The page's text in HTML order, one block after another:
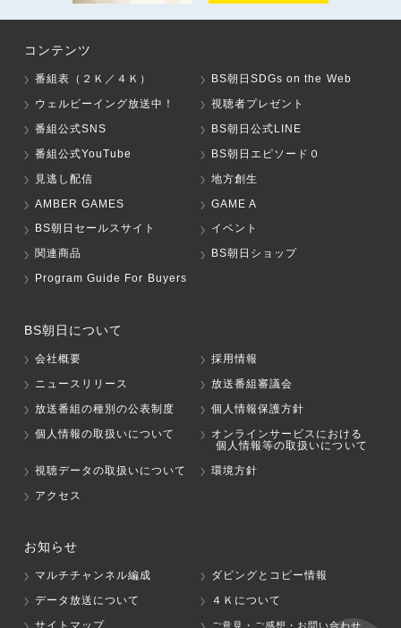
コンテンツ
番組表（２Ｋ／４Ｋ）
BS朝日SDGs on the Web
ウェルビーイング放送中！
視聴者プレゼント
番組公式SNS
BS朝日公式LINE
番組公式YouTube
BS朝日エピソード０
見逃し配信
地方創生
AMBER GAMES
GAME A
BS朝日セールスサイト
イベント
関連商品
BS朝日ショップ
Program Guide For Buyers
BS朝日について
会社概要
採用情報
ニュースリリース
放送番組審議会
放送番組の種別の公表制度
個人情報保護方針
個人情報の取扱いについて
オンラインサービスにおける
個人情報等の取扱いについて
視聴データの取扱いについて
環境方針
アクセス
お知らせ
マルチチャンネル編成
ダビングとコピー情報
データ放送について
４Ｋについて
サイトマップ
ご意見・ご感想・お問い合わせ